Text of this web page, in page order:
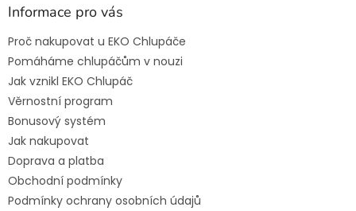
Informace pro vás
Proč nakupovat u EKO Chlupáče
Pomáháme chlupáčům v nouzi
Jak vznikl EKO Chlupáč
Věrnostní program
Bonusový systém
Jak nakupovat
Doprava a platba
Obchodní podmínky
Podmínky ochrany osobních údajů